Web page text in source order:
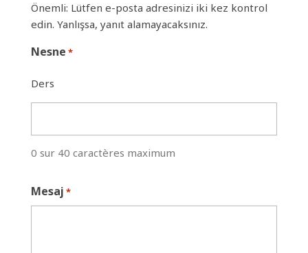
Önemli: Lütfen e-posta adresinizi iki kez kontrol
edin. Yanlışsa, yanıt alamayacaksınız.
Nesne *
Ders
0 sur 40 caractères maximum
Mesaj *